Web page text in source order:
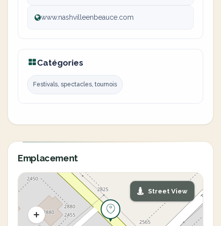
www.nashvilleenbeauce.com
Catégories
Festivals, spectacles, tournois
Emplacement
Street View